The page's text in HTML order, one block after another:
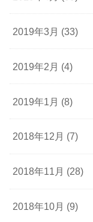
2019年3月 (33)
2019年2月 (4)
2019年1月 (8)
2018年12月 (7)
2018年11月 (28)
2018年10月 (9)